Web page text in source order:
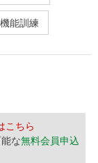
機能訓練
こちら
な無料会員申込